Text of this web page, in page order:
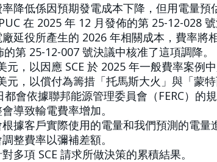
降低係因預期發電成本下降，但用電量
在 2025 年 12 月發佈的第 25-12-028
延役所產生的 2026 年相關成本，費率將
第 25-12-007 號決議中核准了這項調降。
元，以因應 SCE 於 2025 年一般費率案例
元，以償付為籌措「托馬斯大火」與「蒙
會依據聯邦能源管理委員會（FERC）的
導致輸電費率增加。
據客戶實際使用的電量和我們預測的電
整費率以彌補差額。
多項 SCE 請求所做決策的累積結果。